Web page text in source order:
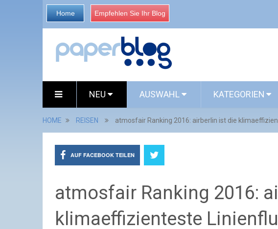
Home Empfehlen Sie Ihr Blog
NEU AUSWAHL KATEGORIEN
HOME REISEN atmosfair Ranking 2016: airberlin ist die
AUF FACEBOOK TEILEN
atmosfair Ranking 2016:
klimaeffizienteste